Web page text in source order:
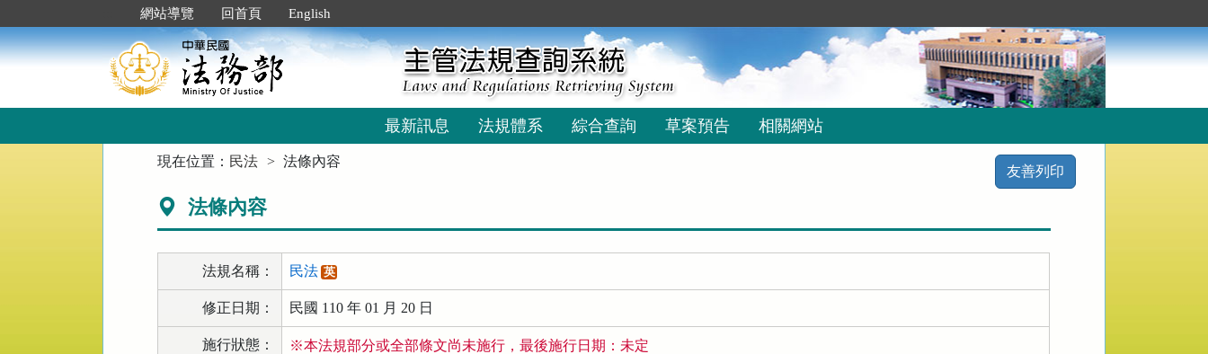
到
主
要
網站導覽 回首頁 English
最新訊息 法規體系 綜合查詢 草案預告 相關網站
現在位置： 民法 法條內容
友善列印
法條內容
法規名稱： 民法 英
修正日期： 民國 110 年 01 月 20 日
施行狀態：
※本法規部分或全部條文尚未施行，最後施行日期：未定